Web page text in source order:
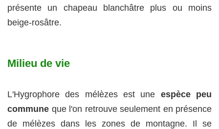
présente un chapeau blanchâtre plus ou moins
beige-rosâtre.
Milieu de vie
L'Hygrophore des mélèzes est une espèce peu
commune que l'on retrouve seulement en présence
de mélèzes dans les zones de montagne. Il se